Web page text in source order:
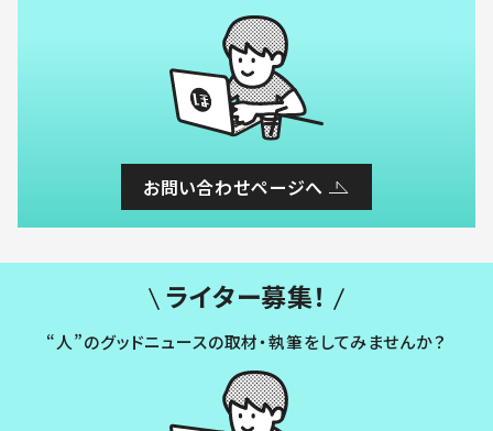
お問い合わせページへ
ライター募集！
“人”のグッドニュースの取材・執筆をしてみませんか？